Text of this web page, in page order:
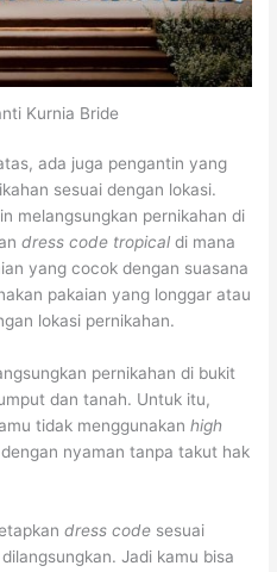
Kurnia Bride
ada juga pengantin yang
sesuai dengan lokasi.
melangsungkan pernikahan di
dress code tropical di mana
yang cocok dengan suasana
pakaian yang longgar atau
lokasi pernikahan.
pernikahan di bukit
dan tanah. Untuk itu,
tidak menggunakanhigh
nyaman tanpa takut hak
dress code sesuai
Jadi kamu bisa